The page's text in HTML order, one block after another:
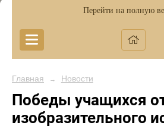
Перейти на полную
Главная → Новости
Победы учащихся
изобразительного